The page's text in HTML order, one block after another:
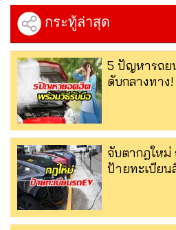
กระทู้ล่าสุด
5 ปัญหารถย
ดับกลางทาง!
จับตากฎใหม่
ป้ายทะเบียน